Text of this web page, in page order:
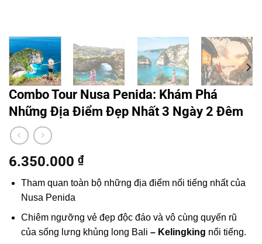
Combo Tour Nusa Penida: Khám Phá
Những Địa Điểm Đẹp Nhất 3 Ngày 2 Đêm
6.350.000 ₫
Tham quan toàn bộ những địa điểm nổi tiếng nhất của
Nusa Penida
Chiêm ngưỡng vẻ đẹp độc đáo và vô cùng quyến rũ
của sống lưng khủng long Bali – Kelingking nổi tiếng.